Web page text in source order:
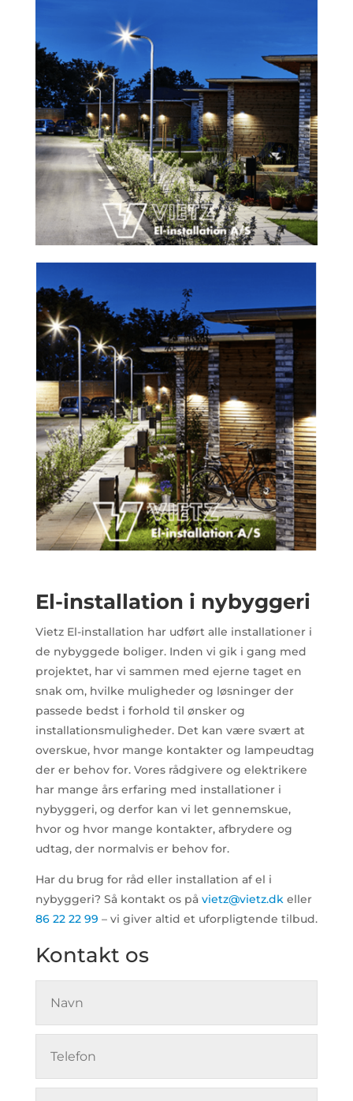
El-installation i nybyggeri
Vietz El-installation har udført alle installationer i
de nybyggede boliger. Inden vi gik i gang med
projektet, har vi sammen med ejerne taget en
snak om, hvilke muligheder og løsninger der
passede bedst i forhold til ønsker og
installationsmuligheder. Det kan være svært at
overskue, hvor mange kontakter og lampeudtag
der er behov for. Vores rådgivere og elektrikere
har mange års erfaring med installationer i
nybyggeri, og derfor kan vi let gennemskue,
hvor og hvor mange kontakter, afbrydere og
udtag, der normalvis er behov for.
Har du brug for råd eller installation af el i
nybyggeri? Så kontakt os på vietz@vietz.dkeller
86 22 22 99 – vi giver altid et uforpligtende tilbud.
Kontakt os